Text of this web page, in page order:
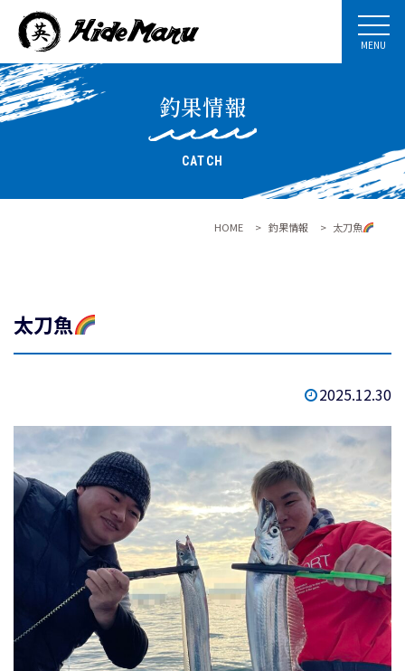
MENU
釣果情報
CATCH
HOME > 釣果情報 > 太刀魚
太刀魚
2025.12.30